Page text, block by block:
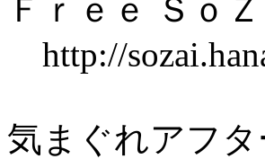
Ｆｒｅｅ ＳｏＺ
http://
気まぐれアフタ